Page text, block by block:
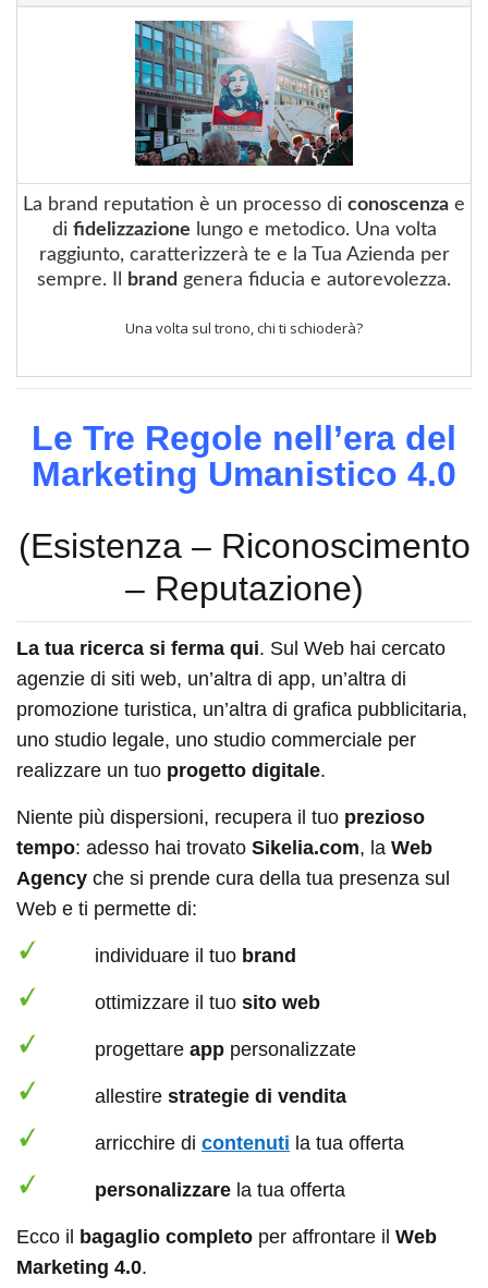
La brand reputation è un processo di conoscenza e
di fidelizzazione lungo e metodico. Una volta
raggiunto, caratterizzerà te e la Tua Azienda per
sempre. Il
brand genera fiducia e autorevolezza.
Una volta sul trono, chi ti schioderà?
Le Tre Regole nell’era del
Marketing Umanistico 4.0
(Esistenza – Riconoscimento
– Reputazione)
La tua ricerca si ferma qui. Sul Web hai cercato
agenzie di siti web, un’altra di app, un’altra di
promozione turistica, un’altra di grafica pubblicitaria,
uno studio legale, uno studio commerciale per
realizzare un tuo progetto digitale.
Niente più dispersioni, recupera il tuo prezioso
tempo: adesso hai trovato Sikelia.com, la Web
Agency che si prende cura della tua presenza sul
Web e ti permette di:
individuare il tuo brand
ottimizzare il tuo sito web
progettare app personalizzate
allestire strategie di vendita
arricchire di contenuti la tua offerta
personalizzare la tua offerta
Ecco il bagaglio completo per affrontare il Web
Marketing 4.0.